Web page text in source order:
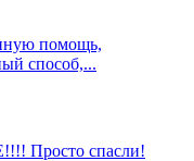
помощь,
способ,...
Просто спасли!